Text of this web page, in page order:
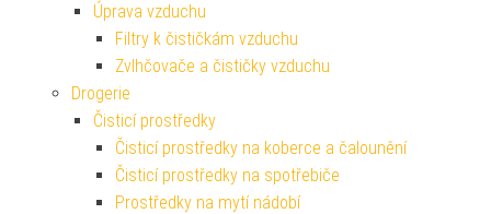
Úprava vzduchu
Filtry k čističkám vzduchu
Zvlhčovače a čističky vzduchu
Drogerie
Čisticí prostředky
Čisticí prostředky na koberce a čalounění
Čisticí prostředky na spotřebiče
Prostředky na mytí nádobí